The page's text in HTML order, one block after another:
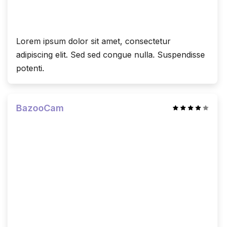
Lorem ipsum dolor sit amet, consectetur
adipiscing elit. Sed sed congue nulla. Suspendisse
potenti.
BazooCam